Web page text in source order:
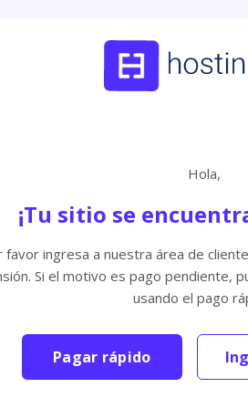
Hola,
¡Tu sitio se
favor ingresa a nuestra área de
Si el motivo es pago pendiente,
usando el pago
Pagar rápido